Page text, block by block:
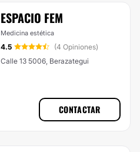
ESPACIO FEM
Medicina estética
4.5
(4 Opiniones)
Calle 13 5006, Berazategui
CONTACTAR